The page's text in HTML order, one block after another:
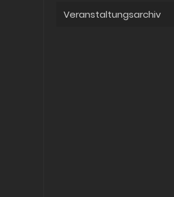
Veranstaltungsarchiv